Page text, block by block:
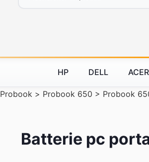
HP DELL ACER
Probook > Probook 650 > Probook
Batterie pc